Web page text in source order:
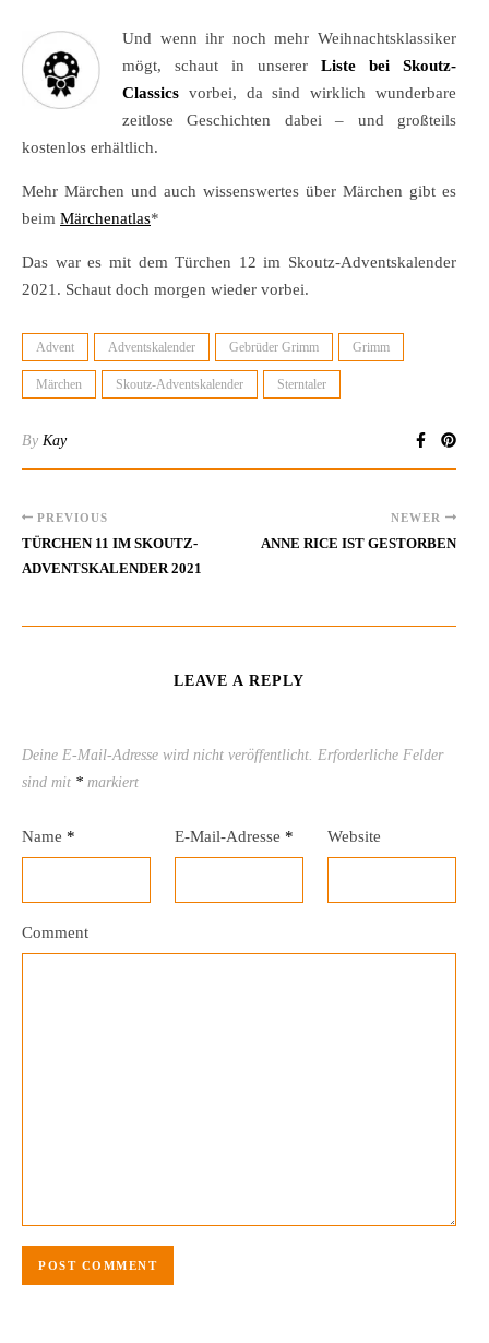
Und wenn ihr noch mehr Weihnachtsklassiker
mögt, schaut in unserer Liste bei Skoutz-
Classics vorbei, da sind wirklich wunderbare
zeitlose Geschichten dabei – und großteils
kostenlos erhältlich.
Mehr Märchen und auch wissenswertes über Märchen gibt es
beim Märchenatlas*
Das war es mit dem Türchen 12 im Skoutz-Adventskalender
2021. Schaut doch morgen wieder vorbei.
Advent Adventskalender Gebrüder Grimm Grimm
Märchen Skoutz-Adventskalender Sterntaler
By Kay
PREVIOUS
TÜRCHEN 11 IM SKOUTZ-
ADVENTSKALENDER 2021
NEWER
ANNE RICE IST GESTORBEN
LEAVE A REPLY
Deine E-Mail-Adresse wird nicht veröffentlicht. Erforderliche Felder
sind mit * markiert
Name * E-Mail-Adresse * Website
Comment